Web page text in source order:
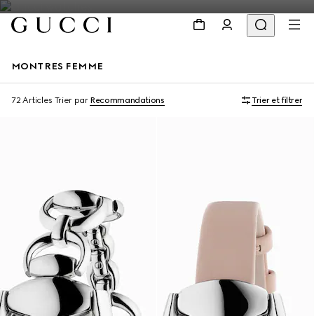
MONTRES FEMME
72 Articles Trier par Recommandations Trier et filtrer